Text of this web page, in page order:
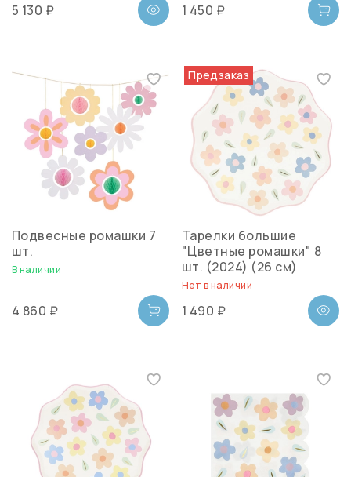
5 130 ₽ 1 450 ₽
Подвесные ромашки 7
шт.
В наличии
4 860 ₽
Предзаказ
Тарелки большие
"Цветные ромашки" 8
шт. (2024) (26 см)
Нет в наличии
1 490 ₽